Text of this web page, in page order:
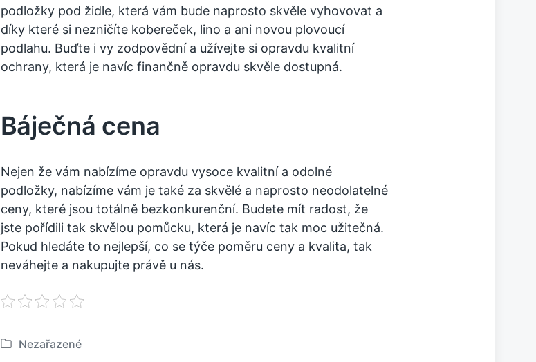
podložky pod židle, která vám bude naprosto skvěle vyhovovat a
díky které si nezničíte kobereček, lino a ani novou plovoucí
podlahu. Buďte i vy zodpovědní a užívejte si opravdu kvalitní
ochrany, která je navíc finančně opravdu skvěle dostupná.
Báječná cena
Nejen že vám nabízíme opravdu vysoce kvalitní a odolné
podložky, nabízíme vám je také za skvělé a naprosto neodolatelné
ceny, které jsou totálně bezkonkurenční. Budete mít radost, že
jste pořídili tak skvělou pomůcku, která je navíc tak moc užitečná.
Pokud hledáte to nejlepší, co se týče poměru ceny a kvalita, tak
neváhejte a nakupujte právě u nás.
P
Nezařazené